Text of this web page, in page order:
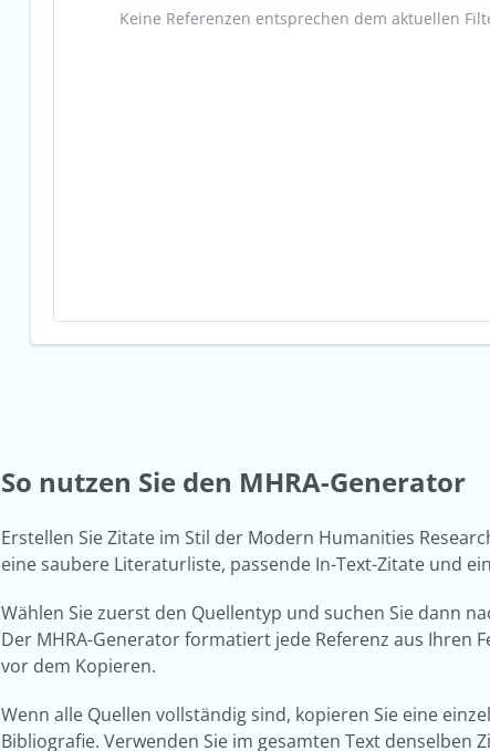
Keine Referenzen entsprechen dem aktuellen
So nutzen Sie den MHRA-Generator
Erstellen Sie Zitate im Stil der Modern Humanities
eine saubere Literaturliste, passende In-Text-Zitate und
Wählen Sie zuerst den Quellentyp und suchen Sie dann
Der MHRA-Generator formatiert jede Referenz aus Ihren
vor dem Kopieren.
Wenn alle Quellen vollständig sind, kopieren Sie eine
Bibliografie. Verwenden Sie im gesamten Text denselben